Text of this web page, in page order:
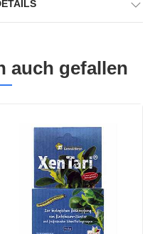
auch gefallen